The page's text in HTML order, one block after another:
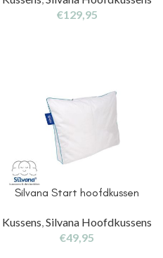
€129,95
Silvana Start hoofdkussen
Kussens,Silvana Hoofdkussens
€49,95